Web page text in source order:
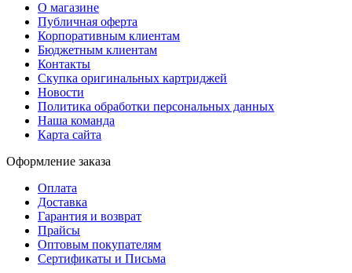
О магазине
Публичная оферта
Корпоративным клиентам
Бюджетным клиентам
Контакты
Скупка оригинальных картриджей
Новости
Политика обработки персональных данных
Наша команда
Карта сайта
Оформление заказа
Оплата
Доставка
Гарантия и возврат
Прайсы
Оптовым покупателям
Сертификаты и Письма